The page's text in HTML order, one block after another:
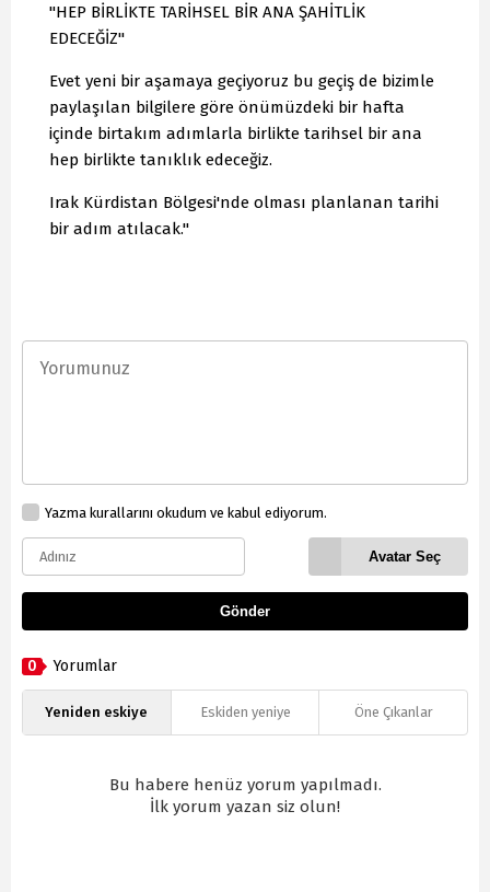
"HEP BİRLİKTE TARİHSEL BİR ANA ŞAHİTLİK
EDECEĞİZ"
Evet yeni bir aşamaya geçiyoruz bu geçiş de bizimle
paylaşılan bilgilere göre önümüzdeki bir hafta
içinde birtakım adımlarla birlikte tarihsel bir ana
hep birlikte tanıklık edeceğiz.
Irak Kürdistan Bölgesi'nde olması planlanan tarihi
bir adım atılacak."
Yazma kurallarını okudum ve kabul ediyorum.
Avatar Seç
Gönder
0 Yorumlar
Yeniden eskiye Eskiden yeniye Öne Çıkanlar
Bu habere henüz yorum yapılmadı.
İlk yorum yazan siz olun!